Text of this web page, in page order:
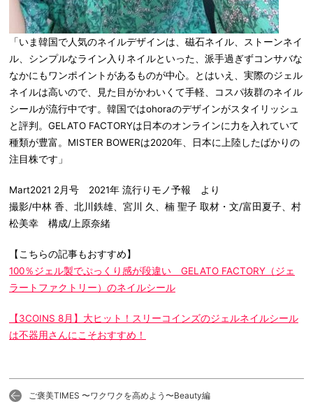
「いま韓国で人気のネイルデザインは、磁石ネイル、ストーンネイ
ル、シンプルなライン入りネイルといった、派手過ぎずコンサバな
なかにもワンポイントがあるものが中心。とはいえ、実際のジェル
ネイルは高いので、見た目がかわいくて手軽、コスパ抜群のネイル
シールが流行中です。韓国ではohoraのデザインがスタイリッシュ
と評判。GELATO FACTORYは日本のオンラインに力を入れていて
種類が豊富。MISTER BOWERは2020年、日本に上陸したばかりの
注目株です」
Mart2021 2月号 2021年 流行りモノ予報 より
撮影/中林 香、北川鉄雄、宮川 久、楠 聖子 取材・文/富田夏子、村
松美幸 構成/上原奈緒
【こちらの記事もおすすめ】
100％ジェル製でぷっくり感が段違い GELATO FACTORY（ジェ
ラートファクトリー）のネイルシール
【3COINS 8月】大ヒット！スリーコインズのジェルネイルシール
は不器用さんにこそおすすめ！
ご褒美TIMES 〜ワクワクを高めよう〜Beauty編